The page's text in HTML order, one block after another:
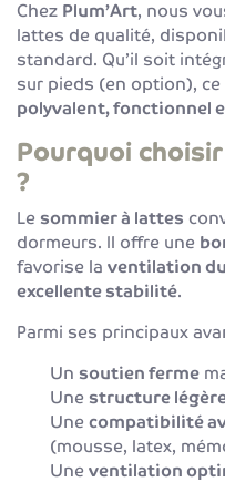
Chez Plum’Art, nous
lattes de qualité,
standard. Qu’il soit
sur pieds (en option),
polyvalent, fonctionnel
Pourquoi
?
Le sommier à lattes
dormeurs. Il offre une
favorise la ventilation
excellente stabilité.
Parmi ses principaux
Un soutien ferme
Une structure
Une compatibilité
(mousse, latex,
Une ventilation